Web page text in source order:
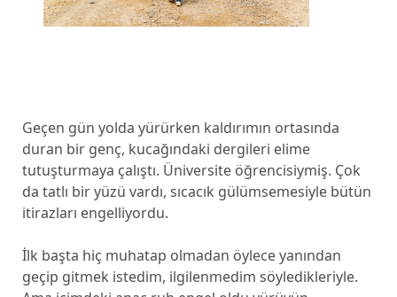
Geçen gün yolda yürürken kaldırımın ortasında
duran bir genç, kucağındaki dergileri elime
tutuşturmaya çalıştı. Üniversite öğrencisiymiş. Çok
da tatlı bir yüzü vardı, sıcacık gülümsemesiyle bütün
itirazları engelliyordu.
İlk başta hiç muhatap olmadan öylece yanından
geçip gitmek istedim, ilgilenmedim söyledikleriyle.